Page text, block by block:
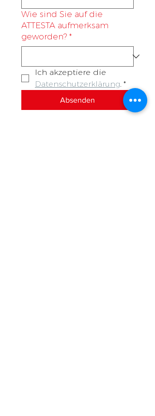
Wie sind Sie auf die
ATTESTA aufmerksam
geworden? *
Datenschutzerklärung. *
Absenden